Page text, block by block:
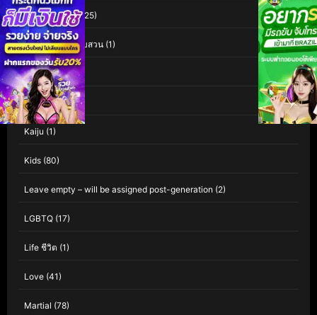
Investigation(125)
Investigation สืบสวน (1)
iQIYI(60)
Isekai(1)
Kaiju (1)
Kids (80)
Leave empty – will be assigned post-generation (2)
LGBTQ (17)
Life ชีวิต (1)
Love (41)
Martial (78)